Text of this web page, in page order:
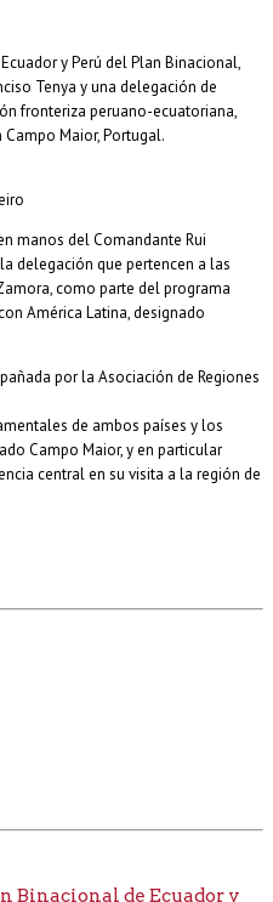
y Perú del Plan Binacional,
Tenya y una delegación de
fronteriza peruano-ecuatoriana,
Maior, Portugal.
manos del Comandante Rui
delegación que pertencen a las
como parte del programa
América Latina, designado
por la Asociación de Regiones
de ambos países y los
Campo Maior, y en particular
central en su visita a la región de
Binacional de Ecuador y